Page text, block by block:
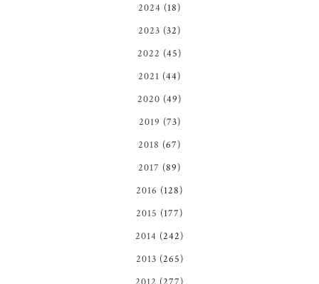
2024 (18)
2023 (32)
2022 (45)
2021 (44)
2020 (49)
2019 (73)
2018 (67)
2017 (89)
2016 (128)
2015 (177)
2014 (242)
2013 (265)